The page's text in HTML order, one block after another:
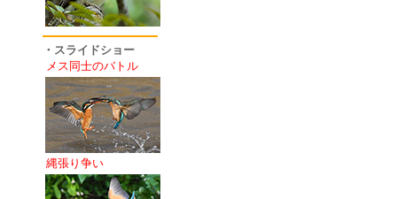
・スライドショー
メス同士のバトル
縄張り争い